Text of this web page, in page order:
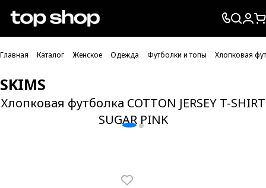
Проверка хлебных крошек
Главная Каталог Женское Одежда Футболки и топы Хлопковая
SKIMS
Хлопковая футболка COTTON JERSEY T-SHIRT
SUGAR PINK